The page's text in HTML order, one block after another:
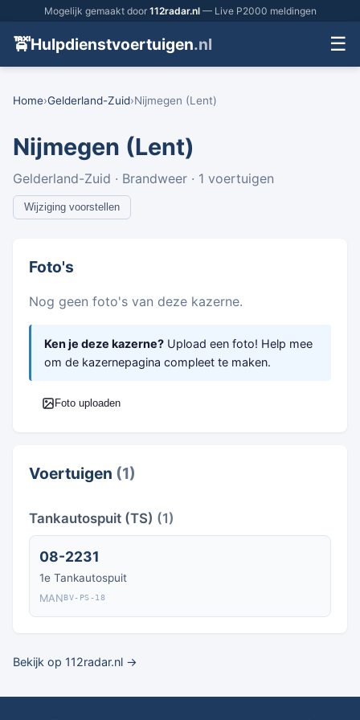
Mogelijk gemaakt door 112radar.nl— Live P2000 meldingen
🚖Hulpdienstvoertuigen.nl ☰
Home›Gelderland-Zuid›Nijmegen (Lent)
Nijmegen (Lent)
Gelderland-Zuid · Brandweer · 1 voertuigen
Wijziging voorstellen
Foto's
Nog geen foto's van deze kazerne.
Ken je deze kazerne? Upload een foto! Help mee
om de kazernepagina compleet te maken.
Foto uploaden
Voertuigen (1)
Tankautospuit (TS) (1)
08-2231
1e Tankautospuit
MANBV-PS-18
Bekijk op 112radar.nl →